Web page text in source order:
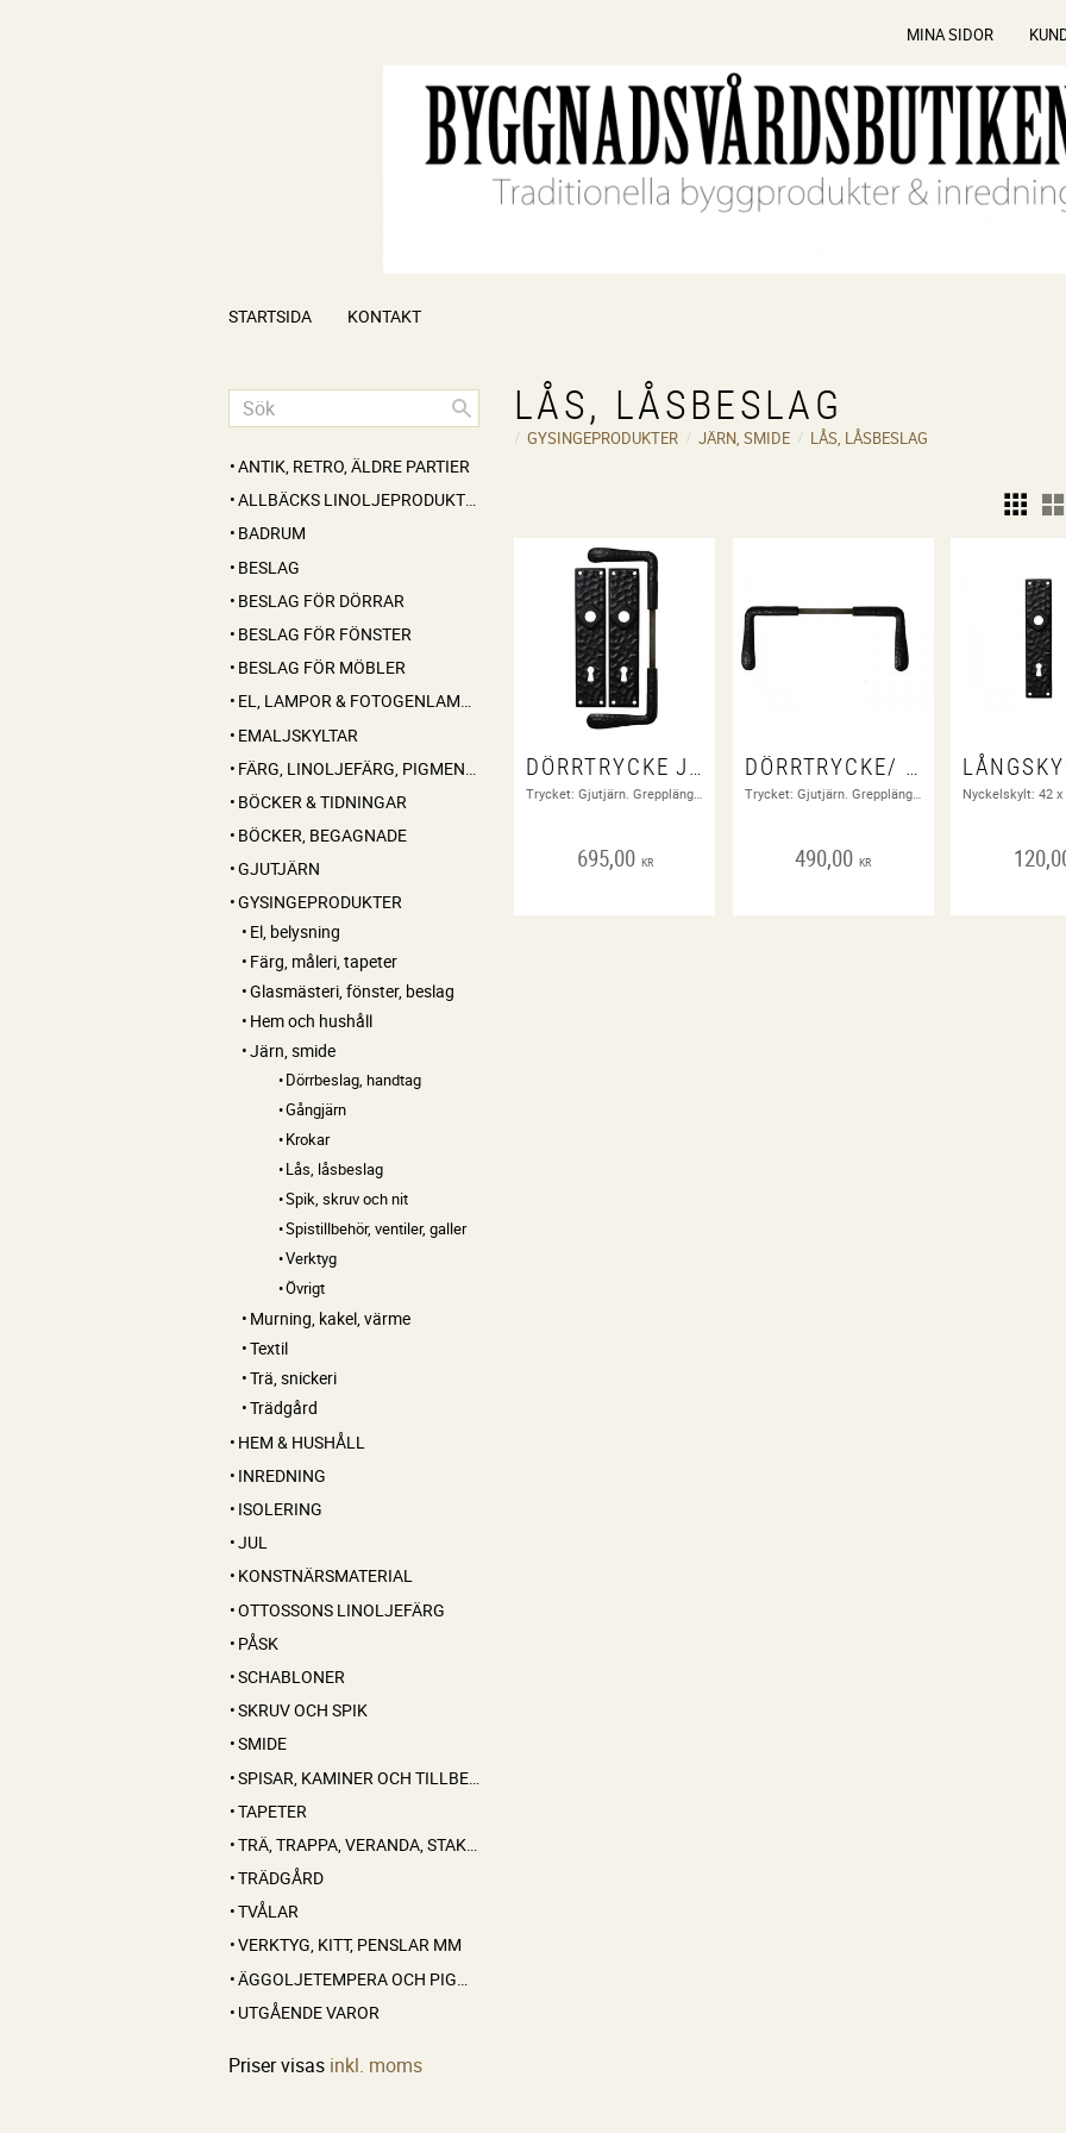
MINA SIDOR
STARTSIDA KONTAKT
LÅS, LÅSBESLAG
GYSINGEPRODUKTER JÄRN, SMIDE LÅS, LÅSBESLAG
DÖRRTRYCKE JÄRN, KOMPLETT/ DÖRRHANDTAG/ HANDTAG
Trycket: Gjutjärn. Grepplängd 100 mm. Fyrkantsstång 8 x 8 mm (passar till de flesta lås). Stångens längd gör att trycket passar till dörrar med upp till 80 mm tjocklek. Nyckelskylt: 42 x 190 mm. Centrumavstånd mellan hål för trycke och nyckelhål är 73 mm.
695,00 KR
DÖRRTRYCKE/ DÖRRHANDTAG, ENBART TRYCKE/ HANDTAG
Trycket: Gjutjärn. Grepplängd 100 mm. Fyrkantsstång 8 x 8 mm (passar till de flesta lås). Stångens längd gör att trycket passar till dörrar med upp till 80 mm tjocklek.
490,00 KR
ANTIK, RETRO, ÄLDRE PARTIER
ALLBÄCKS LINOLJEPRODUKTER
BADRUM
BESLAG
BESLAG FÖR DÖRRAR
BESLAG FÖR FÖNSTER
BESLAG FÖR MÖBLER
EL, LAMPOR & FOTOGENLAMPOR
EMALJSKYLTAR
FÄRG, LINOLJEFÄRG, PIGMENT, LINOLJA, SÅPA MM
BÖCKER & TIDNINGAR
BÖCKER, BEGAGNADE
GJUTJÄRN
GYSINGEPRODUKTER
El, belysning
Färg, måleri, tapeter
Glasmästeri, fönster, beslag
Hem och hushåll
Järn, smide
Dörrbeslag, handtag
Gångjärn
Krokar
Lås, låsbeslag
Spik, skruv och nit
Spistillbehör, ventiler, galler
Verktyg
Övrigt
Murning, kakel, värme
Textil
Trä, snickeri
Trädgård
HEM & HUSHÅLL
INREDNING
ISOLERING
JUL
KONSTNÄRSMATERIAL
OTTOSSONS LINOLJEFÄRG
PÅSK
SCHABLONER
SKRUV OCH SPIK
SMIDE
SPISAR, KAMINER OCH TILLBEHÖR
TAPETER
TRÄ, TRAPPA, VERANDA, STAKET, KONSOLER
TRÄDGÅRD
TVÅLAR
VERKTYG, KITT, PENSLAR MM
ÄGGOLJETEMPERA OCH PIGMENT
UTGÅENDE VAROR
Priser visas inkl. moms